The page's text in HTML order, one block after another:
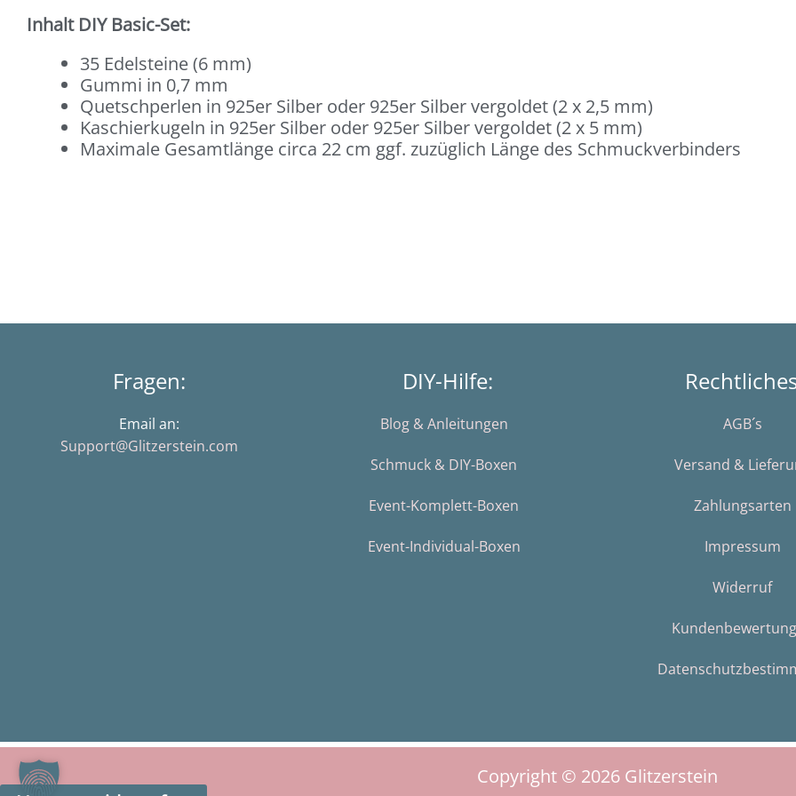
Inhalt DIY Basic-Set:
35 Edelsteine (6 mm)
Gummi in 0,7 mm
Quetschperlen in 925er Silber oder 925er Silber vergoldet (2 x 2,5 mm)
Kaschierkugeln in 925er Silber oder 925er Silber vergoldet (2 x 5 mm)
Maximale Gesamtlänge circa 22 cm ggf. zuzüglich Länge des Schmuckverbinders
Fragen:
Email an:
Support@Glitzerstein.com
DIY-Hilfe:
Blog & Anleitungen
Schmuck & DIY-Boxen
Event-Komplett-Boxen
Event-Individual-Boxen
AGB´s
Versand &
Zahlungsarten
Impressum
Widerruf
Copyright © 2026 Glitzerstein